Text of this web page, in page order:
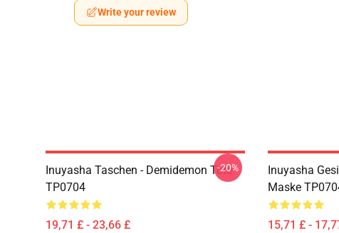
Write your review
Inuyasha Taschen - Demidemon Tote
TP0704
19,71 £ - 23,66 £
-20%
Inuyasha
Maske
15,71 £ -